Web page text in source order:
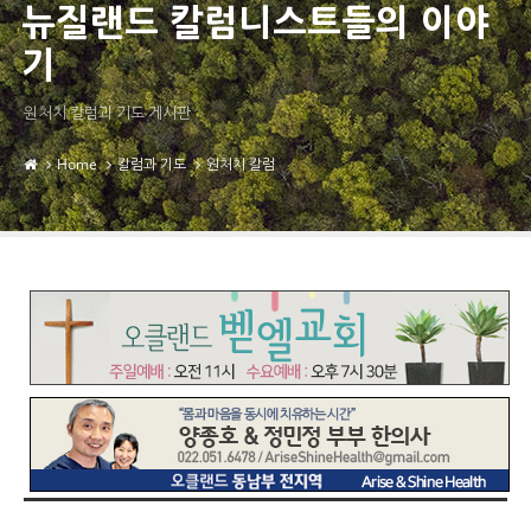
뉴질랜드 칼럼니스트들의 이야
기
원처치 칼럼과 기도 게시판
Home 칼럼과 기도 원처치 칼럼